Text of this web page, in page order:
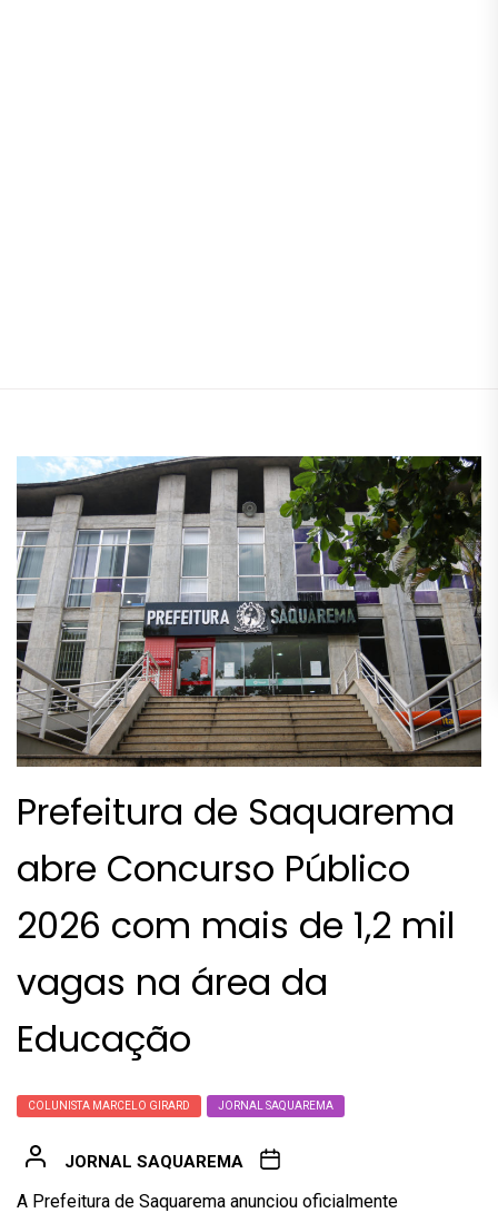
Prefeitura de Saquarema
abre Concurso Público
2026 com mais de 1,2 mil
vagas na área da
Educação
COLUNISTA MARCELO GIRARD JORNAL SAQUAREMA
JORNAL SAQUAREMA
A Prefeitura de Saquarema anunciou oficialmente